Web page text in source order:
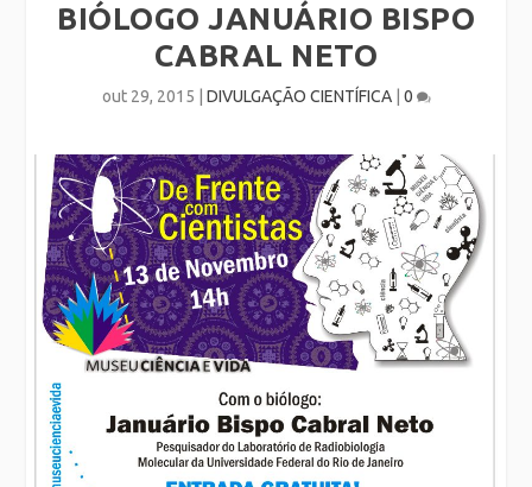
BIÓLOGO JANUÁRIO BISPO
CABRAL NETO
out 29, 2015 DIVULGAÇÃO CIENTÍFICA| 0